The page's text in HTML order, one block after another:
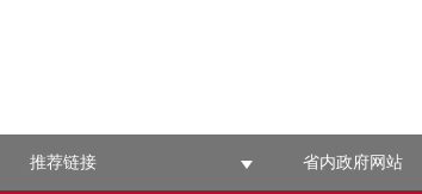
推荐链接 省内政府网站